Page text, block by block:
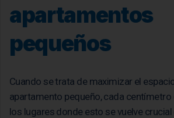
apartamentos
pequeños
Cuando se trata de maximizar el
apartamento pequeño, cada centímetro
los lugares donde esto se vuelve